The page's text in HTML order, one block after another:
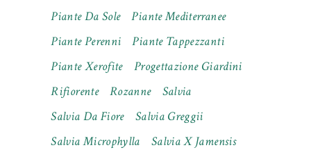
Piante Da Sole
Piante Mediterranee
Piante Perenni
Piante Tappezzanti
Piante Xerofite
Progettazione Giardini
Rifiorente
Rozanne
Salvia
Salvia Da Fiore
Salvia Greggii
Salvia Microphylla
Salvia X Jamensis